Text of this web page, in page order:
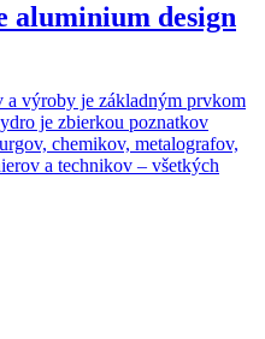
aluminium design
a výroby je základným prvkom
je zbierkou poznatkov
chemikov, metalografov,
a technikov – všetkých